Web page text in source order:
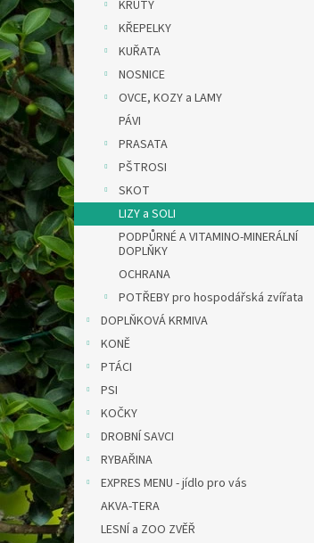
e
l
KRŮTY
KŘEPELKY
KUŘATA
NOSNICE
OVCE, KOZY a LAMY
PÁVI
PRASATA
PŠTROSI
SKOT
LIZY a SOLI
PODPŮRNÉ A VITAMINO-MINERÁLNÍ
DOPLŇKY
OCHRANA
POTŘEBY pro hospodářská zvířata
DOPLŇKOVÁ KRMIVA
KONĚ
PTÁCI
PSI
KOČKY
DROBNÍ SAVCI
RYBAŘINA
EXPRES MENU - jídlo pro vás
AKVA-TERA
LESNÍ a ZOO ZVĚŘ